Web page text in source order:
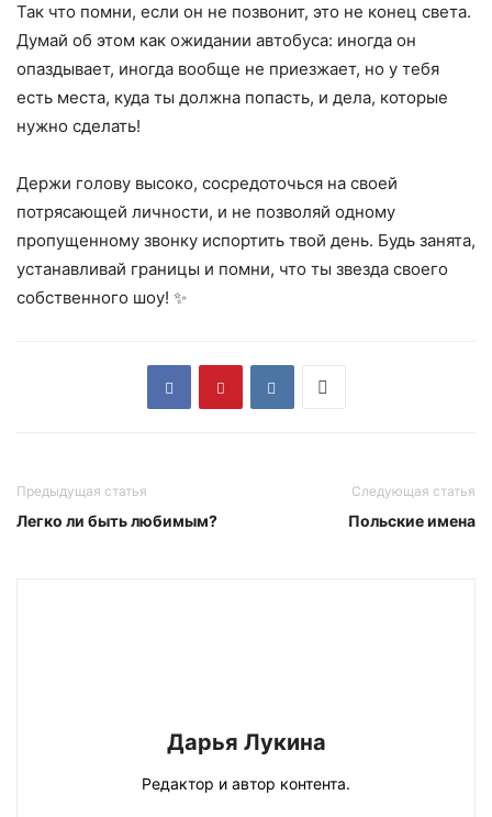
Так что помни, если он не позвонит, это не конец света.
Думай об этом как ожидании автобуса: иногда он
опаздывает, иногда вообще не приезжает, но у тебя
есть места, куда ты должна попасть, и дела, которые
нужно сделать!
Держи голову высоко, сосредоточься на своей
потрясающей личности, и не позволяй одному
пропущенному звонку испортить твой день. Будь занята,
устанавливай границы и помни, что ты звезда своего
собственного шоу! ✨
Предыдущая статья
Легко ли быть любимым?
Следующая статья
Польские имена
Дарья Лукина
Редактор и автор контента.